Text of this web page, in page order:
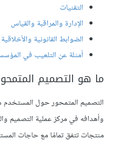
التقنيات
الإدارة والمراقبة والقياس
الضوابط القانونية والأخلاقية
أمثلة عن التلعيب في
ما هو التصميم
التصميم المتمحور حول
وأهدافه في مركز عملية التصميم
منتجات تتفق تمامًا مع حاجات